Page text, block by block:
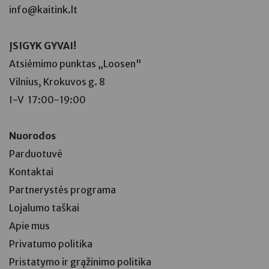
info@kaitink.lt
ĮSIGYK GYVAI!
Atsiėmimo punktas „Loosen"
Vilnius, Krokuvos g. 8
I-V 17:00-19:00
Nuorodos
Parduotuvė
Kontaktai
Partnerystės programa
Lojalumo taškai
Apie mus
Privatumo politika
Pristatymo ir grąžinimo politika